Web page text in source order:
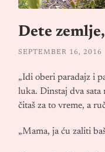
Dete
SEPTEMBER 16, 2016
„Idi oberi paradajz i
luka. Dinstaj dva
čitaš za to vreme, a
„Mama, ja ću zaliti